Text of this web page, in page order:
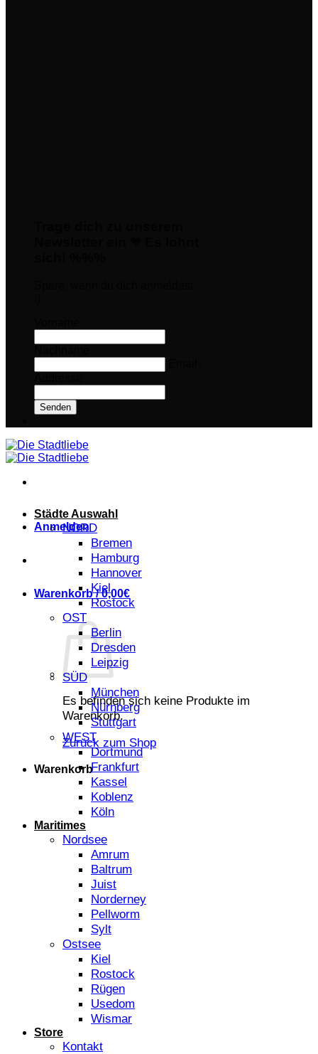
Senden
Anmelden
Warenkorb /0,00€
Es befinden sich keine Produkte im
Warenkorb.
Zurück zum Shop
Warenkorb
Städte Auswahl
NORD
Bremen
Hamburg
Hannover
Kiel
Rostock
OST
Berlin
Dresden
Leipzig
SÜD
München
Nürnberg
Stuttgart
WEST
Dortmund
Frankfurt
Kassel
Koblenz
Köln
Maritimes
Nordsee
Amrum
Baltrum
Juist
Norderney
Pellworm
Sylt
Ostsee
Kiel
Rostock
Rügen
Usedom
Wismar
Store
Kontakt